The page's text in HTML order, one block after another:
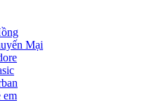
Mại
em